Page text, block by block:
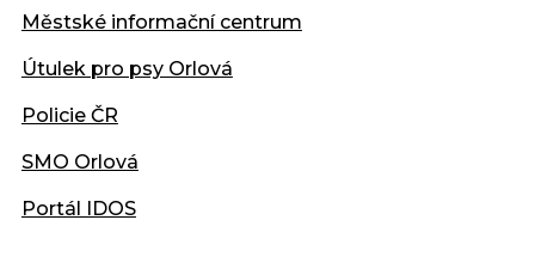
Městské informační centrum
Útulek pro psy Orlová
Policie ČR
SMO Orlová
Portál IDOS